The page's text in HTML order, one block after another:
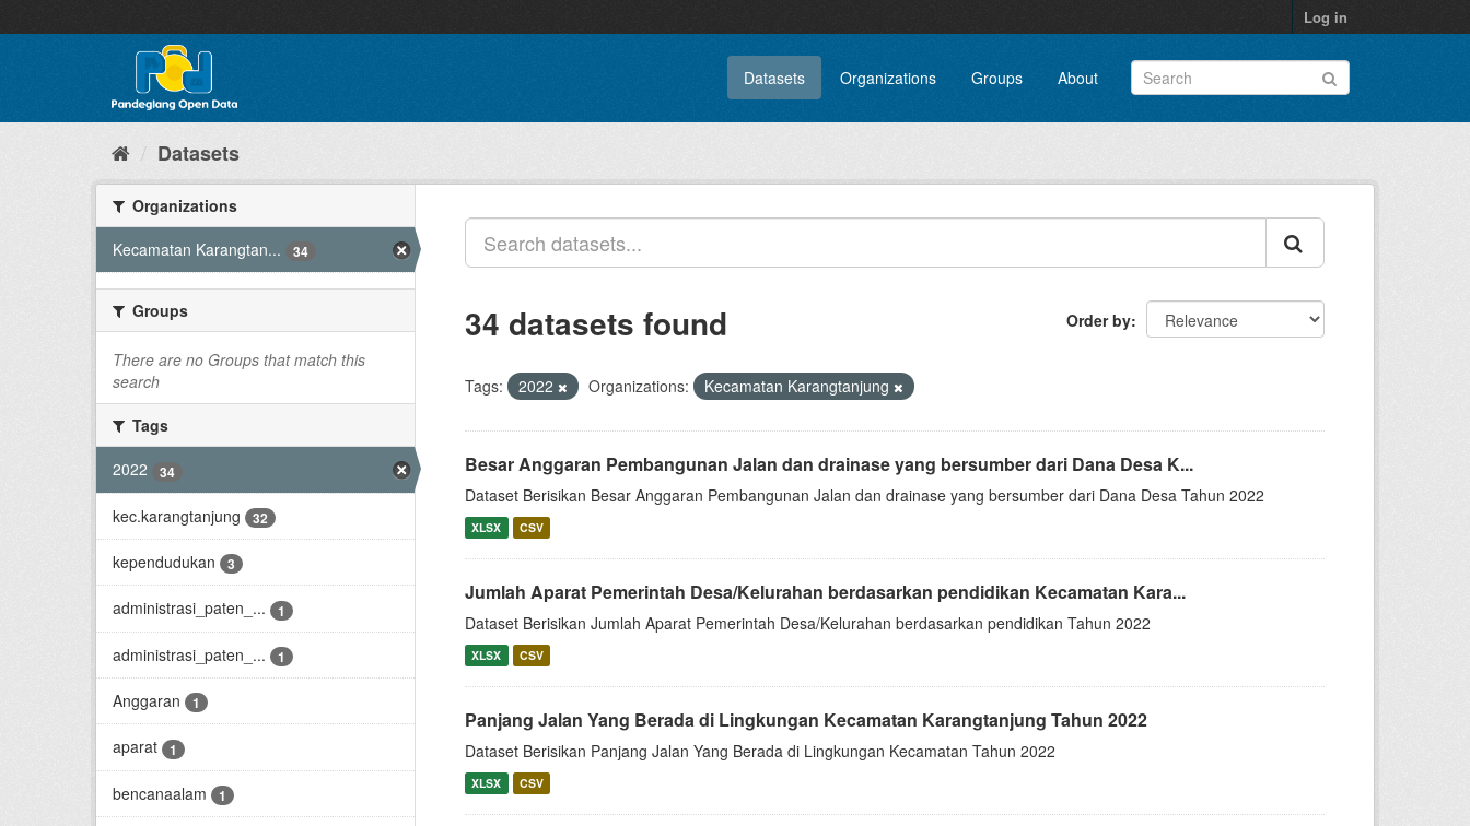
to
Log in
Datasets Organizations Groups About
Datasets
Organizations
Kecamatan Karangtan...
34
Groups
There are no Groups that match this
search
Tags
2022
34
kec.karangtanjung 32
kependudukan 3
administrasi_paten_... 1
administrasi_paten_... 1
Anggaran 1
aparat 1
bencanaalam 1
Order by
34 datasets found
Tags: 2022 Organizations: Kecamatan Karangtanjung
Besar Anggaran Pembangunan Jalan dan drainase yang bersumber dari Dana Desa K...
Dataset Berisikan Besar Anggaran Pembangunan Jalan dan drainase yang bersumber dari Dana Desa Tahun 2022
XLSX CSV
Jumlah Aparat Pemerintah Desa/Kelurahan berdasarkan pendidikan Kecamatan Kara...
Dataset Berisikan Jumlah Aparat Pemerintah Desa/Kelurahan berdasarkan pendidikan Tahun 2022
XLSX CSV
Panjang Jalan Yang Berada di Lingkungan Kecamatan Karangtanjung Tahun 2022
Dataset Berisikan Panjang Jalan Yang Berada di Lingkungan Kecamatan Tahun 2022
XLSX CSV